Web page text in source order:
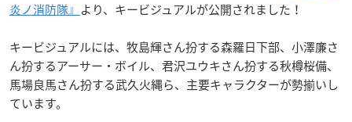
炎ノ消防隊』 より、キービジュアルが公開されました！
キービジュアルには、牧島輝さん扮する森羅日下部、小澤廉さ
ん扮するアーサー・ボイル、君沢ユウキさん扮する秋樽桜備、
馬場良馬さん扮する武久火縄ら、主要キャラクターが勢揃いし
ています。